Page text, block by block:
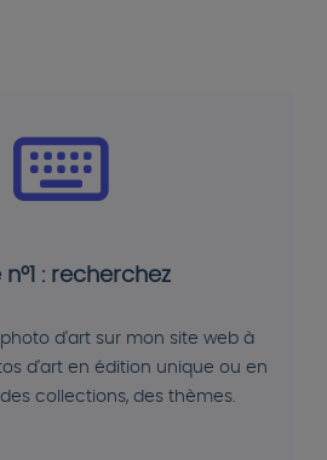
n°1 : recherchez
d'art sur mon site web à
d'art en édition unique ou en
collections, des thèmes.